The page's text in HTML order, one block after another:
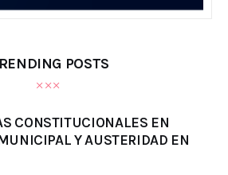
POSTS
CONSTITUCIONALES EN
Y AUSTERIDAD EN